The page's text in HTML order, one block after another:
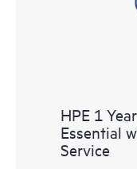
HPE 1
Essential
Service